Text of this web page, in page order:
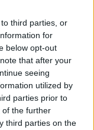
third parties, or
for
below opt-out
that after your
seeing
utilized by
parties prior to
of the further
third parties on the